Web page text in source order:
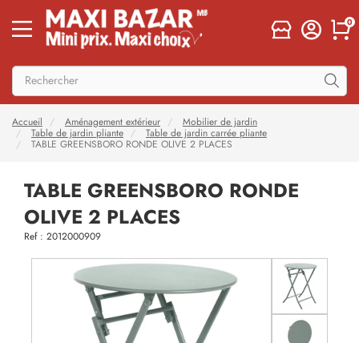
0
Accueil Aménagement extérieur
Mobilier de jardin
Table de jardin pliante
Table de jardin carrée pliante
TABLE GREENSBORO RONDE OLIVE 2 PLACES
TABLE GREENSBORO RONDE
OLIVE 2 PLACES
Ref : 2012000909